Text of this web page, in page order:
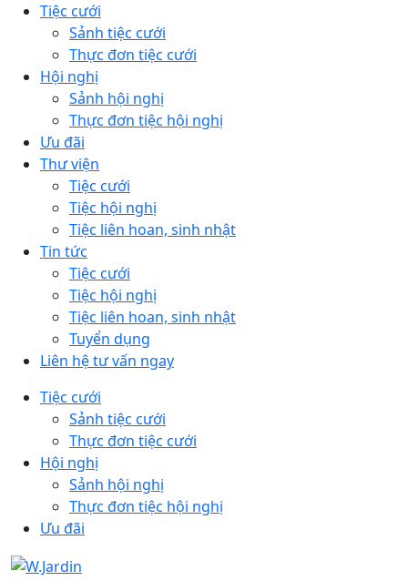
Tiệc cưới
Sảnh tiệc cưới
Thực đơn tiệc cưới
Hội nghị
Sảnh hội nghị
Thực đơn tiệc hội nghị
Ưu đãi
Thư viện
Tiệc cưới
Tiệc hội nghị
Tiệc liên hoan, sinh nhật
Tin tức
Tiệc cưới
Tiệc hội nghị
Tiệc liên hoan, sinh nhật
Tuyển dụng
Liên hệ tư vấn ngay
Tiệc cưới
Sảnh tiệc cưới
Thực đơn tiệc cưới
Hội nghị
Sảnh hội nghị
Thực đơn tiệc hội nghị
Ưu đãi